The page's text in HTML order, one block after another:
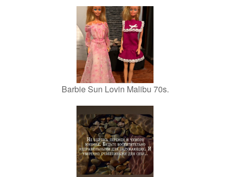
Barbie Sun Lovin Malibu 70s.